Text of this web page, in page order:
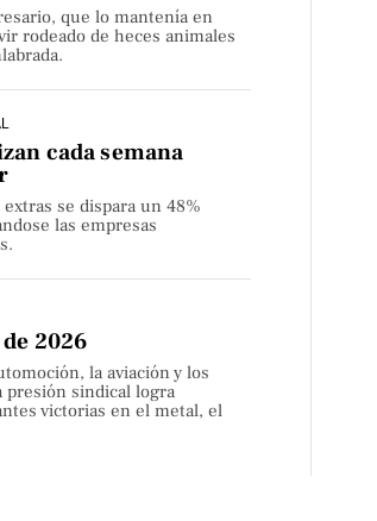
que lo mantenía en
rodeado de heces animales
cada semana
se dispara un 48%
las empresas
2026
la aviación y los
presión sindical logra
victorias en el metal, el